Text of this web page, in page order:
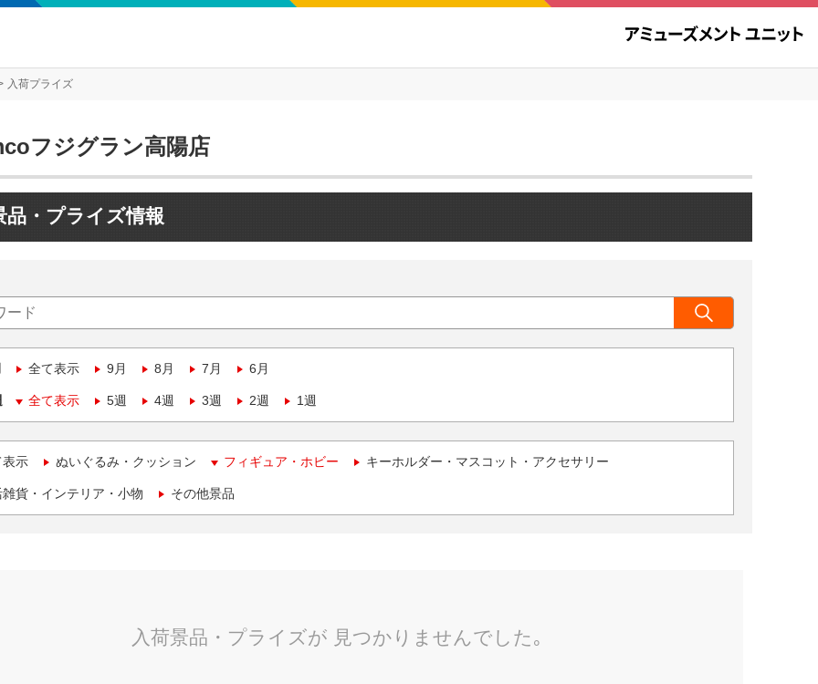
入荷プライズ
フジグラン高陽店
品・プライズ情報
全て表示 9月 8月 7月 6月
全て表示 5週 4週 3週 2週 1週
表示 ぬいぐるみ・クッション フィギュア・ホビー キーホルダー・マスコット・アクセサリー
貨・インテリア・小物 その他景品